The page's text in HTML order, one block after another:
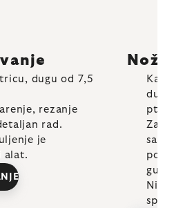
dugu od 7,5
rezanje
rad.
je
alat.
Nož
Nije